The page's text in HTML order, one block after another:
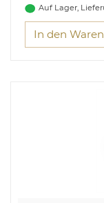
Auf Lager,
In den